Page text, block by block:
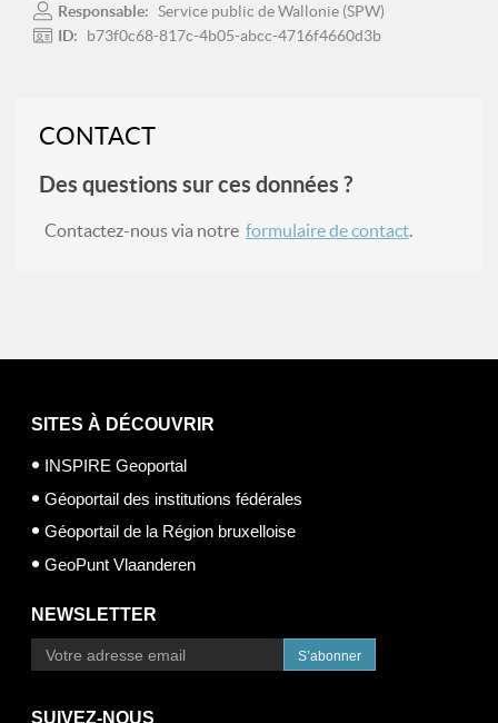
Responsable: Service public de Wallonie (SPW)
ID:
b73f0c68-817c-4b05-abcc-4716f4660d3b
CONTACT
Des questions sur ces données ?
Contactez-nous via notre formulaire de contact.
SITES À DÉCOUVRIR
INSPIRE Geoportal
Géoportail des institutions fédérales
Géoportail de la Région bruxelloise
GeoPunt Vlaanderen
NEWSLETTER
S’abonner
SUIVEZ-NOUS